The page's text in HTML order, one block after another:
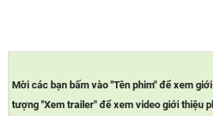
Mời các bạn bấm vào "Tên phim" để xem
tượng "Xem trailer" để xem video giới thiệu